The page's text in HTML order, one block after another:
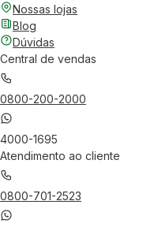
Nossas lojas
Blog
Dúvidas
Central de vendas
0800-200-2000
4000-1695
Atendimento ao cliente
0800-701-2523